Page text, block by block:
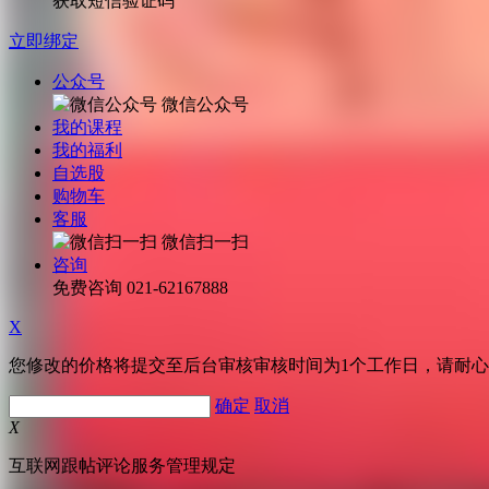
立即绑定
公众号
微信公众号
我的课程
我的福利
自选股
购物车
客服
微信扫一扫
咨询
免费咨询 021-62167888
X
您修改的价格将提交至后台审核审核时间为1个工作日，请耐
确定 取消
X
互联网跟帖评论服务管理规定